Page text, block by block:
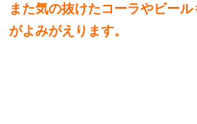
また気の抜けたコーラやビー
がよみがえります。